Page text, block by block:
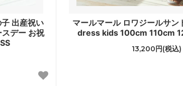
出産祝い
デー お祝
マールマール ロワジールサ
dress kids 100cm 110cm
13,200円(税込)